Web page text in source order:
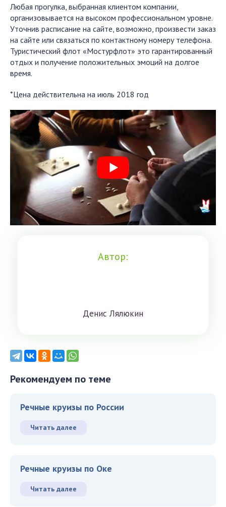
Любая прогулка, выбранная клиентом компании,
организовывается на высоком профессиональном уровне.
Уточнив расписание на сайте, возможно, произвести заказ
на сайте или связаться по контактному номеру телефона.
Туристический флот «Мостурфлот» это гарантированный
отдых и получение положительных эмоций на долгое
время.
*Цена действительна на июль 2018 год
Автор:
Дeниc Лялюкин
Рекомендуем по теме
Речные круизы по России
Читать далее
Речные круизы по Оке
Читать далее